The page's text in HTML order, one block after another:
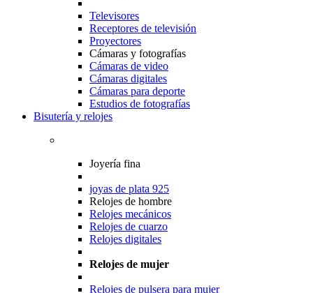
Televisores
Receptores de televisión
Proyectores
Cámaras y fotografías
Cámaras de video
Cámaras digitales
Cámaras para deporte
Estudios de fotografías
Bisutería y relojes
Joyería fina
joyas de plata 925
Relojes de hombre
Relojes mecánicos
Relojes de cuarzo
Relojes digitales
Relojes de mujer
Relojes de pulsera para mujer